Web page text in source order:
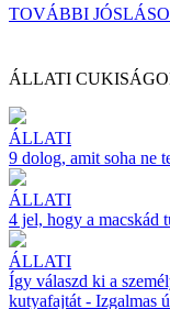
TOVÁBBI
ÁLLATI
ÁLLATI
9 dolog, amit soha ne
ÁLLATI
4 jel, hogy a macskád
ÁLLATI
Így válaszd ki a
kutyafajtát - Izgalmas